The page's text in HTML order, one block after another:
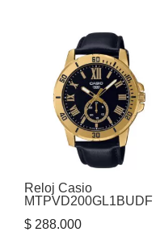
Reloj Casio
MTPVD200GL1BUDF
$ 288.000